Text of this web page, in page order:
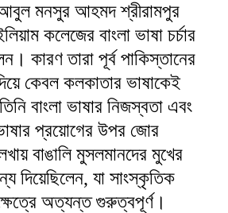
মনসুর আহমদ শ্রীরামপুর
কলেজের বাংলা ভাষা চর্চার
কারণ তারা পূর্ব পাকিস্তানের
কেবল কলকাতার ভাষাকেই
বাংলা ভাষার নিজস্বতা এবং
প্রয়োগের উপর জোর
বাঙালি মুসলমানদের মুখের
দিয়েছিলেন, যা সাংস্কৃতিক
অত্যন্ত গুরুত্বপূর্ণ।